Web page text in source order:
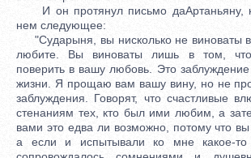
И он протянул письмо даАртаньяну,
нем следующее:
"Сударыня, вы нисколько не виноваты
любите. Вы виноваты лишь в том,
поверить в вашу любовь. Это
жизни. Я прощаю вам вашу вину, но не
заблуждения. Говорят, что счастливые
стенаниям тех, кто был ими любим, а
вами это едва ли возможно, потому что
а если и испытывали ко мне какое-то